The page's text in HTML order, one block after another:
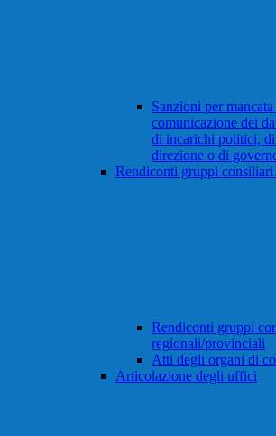
Sanzioni per
comunicazione dei
di incarichi politici,
direzione o di
Rendiconti gruppi
Rendiconti gruppi
regionali/provinciali
Atti degli organi di
Articolazione degli uffici